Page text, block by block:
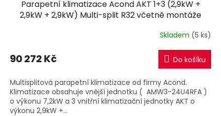
R
M
A
Parapetní klimatizace Acond AKT 1+3 (2,9kW +
2,9kW + 2,9kW) Multi-split R32 včetně montáže
Skladem (5 ks)
90 272 Kč Do košíku
Multisplitová parapetní klimatizace od firmy Acond.
Klimatizace obsahuje vnější jednotku ( AMW3-24U4RFA )
o výkonu 7,2kW a 3 vnitřní klimatizační jednotky AKT o
výkonu 2,9kW +...